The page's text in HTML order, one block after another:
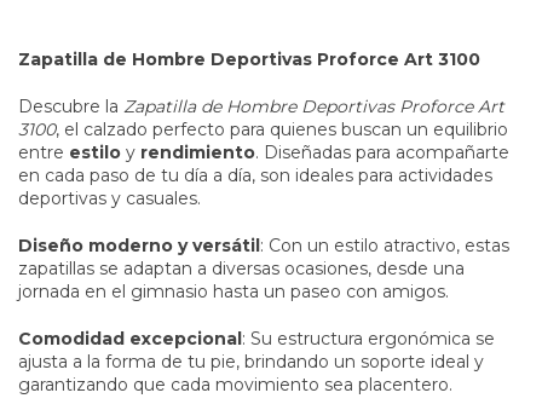
Zapatilla de Hombre Deportivas Proforce Art 3100
Descubre la Zapatilla de Hombre Deportivas Proforce Art
3100, el calzado perfecto para quienes buscan un equilibrio
entre estilo y rendimiento. Diseñadas para acompañarte
en cada paso de tu día a día, son ideales para actividades
deportivas y casuales.
Diseño moderno y versátil: Con un estilo atractivo, estas
zapatillas se adaptan a diversas ocasiones, desde una
jornada en el gimnasio hasta un paseo con amigos.
Comodidad excepcional: Su estructura ergonómica se
ajusta a la forma de tu pie, brindando un soporte ideal y
garantizando que cada movimiento sea placentero.